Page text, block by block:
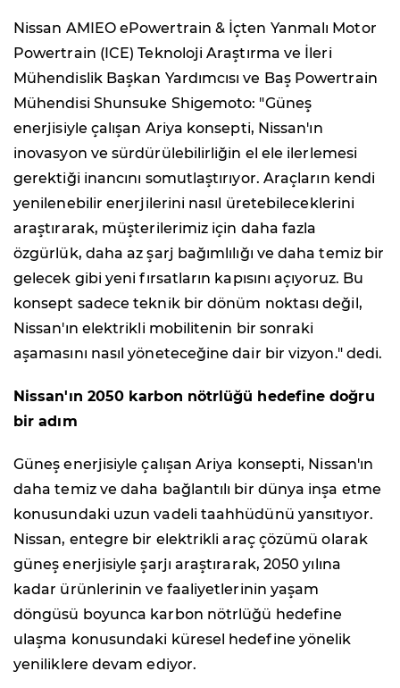
Nissan AMIEO ePowertrain & İçten Yanmalı Motor
Powertrain (ICE) Teknoloji Araştırma ve İleri
Mühendislik Başkan Yardımcısı ve Baş Powertrain
Mühendisi Shunsuke Shigemoto: "Güneş
enerjisiyle çalışan Ariya konsepti, Nissan'ın
inovasyon ve sürdürülebilirliğin el ele ilerlemesi
gerektiği inancını somutlaştırıyor. Araçların kendi
yenilenebilir enerjilerini nasıl üretebileceklerini
araştırarak, müşterilerimiz için daha fazla
özgürlük, daha az şarj bağımlılığı ve daha temiz bir
gelecek gibi yeni fırsatların kapısını açıyoruz. Bu
konsept sadece teknik bir dönüm noktası değil,
Nissan'ın elektrikli mobilitenin bir sonraki
aşamasını nasıl yöneteceğine dair bir vizyon." dedi.
Nissan'ın 2050 karbon nötrlüğü hedefine doğru
bir adım
Güneş enerjisiyle çalışan Ariya konsepti, Nissan'ın
daha temiz ve daha bağlantılı bir dünya inşa etme
konusundaki uzun vadeli taahhüdünü yansıtıyor.
Nissan, entegre bir elektrikli araç çözümü olarak
güneş enerjisiyle şarjı araştırarak, 2050 yılına
kadar ürünlerinin ve faaliyetlerinin yaşam
döngüsü boyunca karbon nötrlüğü hedefine
ulaşma konusundaki küresel hedefine yönelik
yeniliklere devam ediyor.